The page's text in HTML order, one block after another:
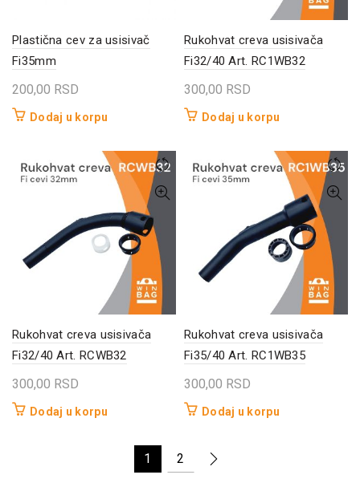
Plastična cev za usisivač
Fi35mm
200,00 RSD
Dodaj u korpu
Rukohvat creva usisivača
Fi32/40 Art. RC1WB32
300,00 RSD
Dodaj u korpu
Rukohvat creva usisivača
Fi32/40 Art. RCWB32
300,00 RSD
Dodaj u korpu
Rukohvat creva usisivača
Fi35/40 Art. RC1WB35
300,00 RSD
Dodaj u korpu
1 2